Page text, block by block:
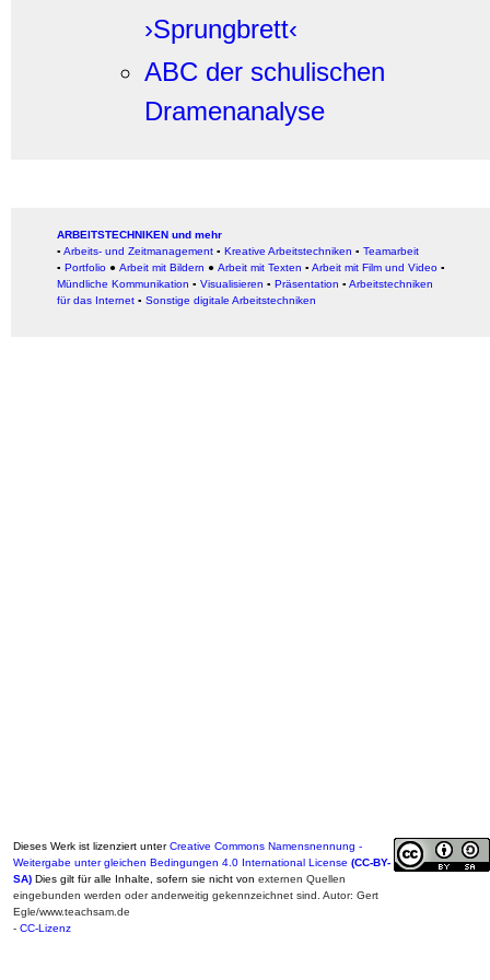
›Sprungbrett‹
ABC der schulischen
Dramenanalyse
ARBEITSTECHNIKEN und mehr
▪ Arbeits- und Zeitmanagement ▪ Kreative Arbeitstechniken ▪ Teamarbeit
▪ Portfolio ● Arbeit mit Bildern ● Arbeit mit Texten ▪ Arbeit mit Film und Video ▪
Mündliche Kommunikation ▪ Visualisieren ▪ Präsentation ▪ Arbeitstechniken
für das Internet ▪ Sonstige digitale Arbeitstechniken
Dieses Werk ist lizenziert unterCreative Commons Namensnennung -
Weitergabe unter gleichen Bedingungen 4.0 International License (CC-BY-
SA) Dies gilt für alle Inhalte, sofern sie nicht von externen Quellen
eingebunden werden oder anderweitig gekennzeichnet sind. Autor: Gert
Egle/www.teachsam.de
- CC-Lizenz